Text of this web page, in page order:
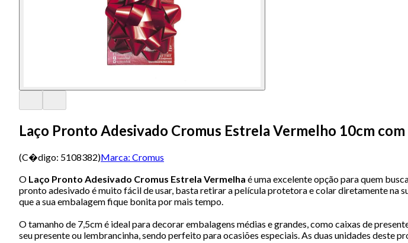
Laço Pronto Adesivado Cromus Estrela Vermelho 10cm com
(C�digo: 5108382)Marca: Cromus
O Laço Pronto Adesivado Cromus Estrela Vermelha é uma excelente opção para quem
pronto adesivado é muito fácil de usar, basta retirar a película protetora e colar diretamente na
que a sua embalagem fique bonita por mais tempo.
O tamanho de 7,5cm é ideal para decorar embalagens médias e grandes, como caixas de
seu presente ou lembrancinha, sendo perfeito para ocasiões especiais. As duas unidades deste